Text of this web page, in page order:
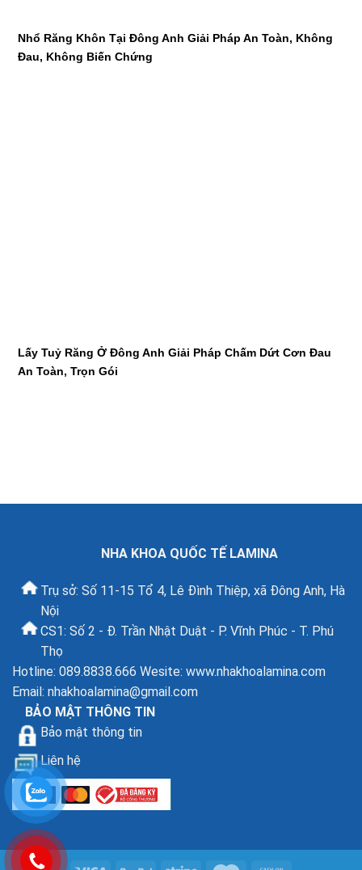
Nhổ Răng Khôn Tại Đông Anh Giải Pháp An Toàn, Không
Đau, Không Biến Chứng
Lấy Tuỷ Răng Ở Đông Anh Giải Pháp Chấm Dứt Cơn Đau
An Toàn, Trọn Gói
NHA KHOA QUỐC TẾ LAMINA
Trụ sở: Số 11-15 Tổ 4, Lê Đình Thiệp, xã Đông Anh, Hà
Nội
CS1: Số 2 - Đ. Trần Nhật Duật - P. Vĩnh Phúc - T. Phú
Thọ
Hotline: 089.8838.666 Wesite: www.nhakhoalamina.com
Email: nhakhoalamina@gmail.com
BẢO MẬT THÔNG TIN
Bảo mật thông tin
Liên hệ